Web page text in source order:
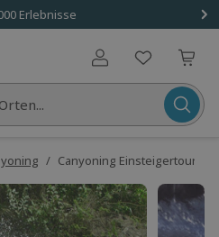
Erlebnisse
Benutzerkonto
/ Canyoning Einsteigertour